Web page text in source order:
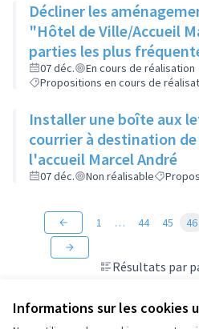
Informations sur les cookies
Décliner les
"Hôtel de Ville/Accueil
parties les plus
comme la place de la
collèges et lycées...
07 déc.
En cours de réalisation
Propositions en cours de
Installer une boîte aux
courrier à destination
l'accueil Marcel André
07 déc. Non réalisable
Résultats par
1 … 44 45 46